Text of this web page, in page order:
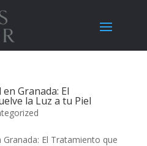
Granada: El
la Luz a tu Piel
El Tratamiento que